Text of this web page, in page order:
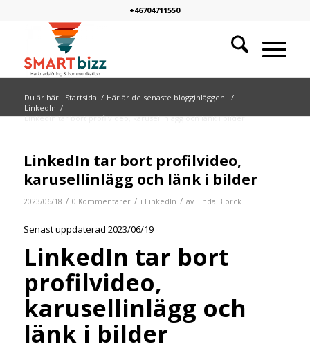
+46704711550
Du är här: Startsida / Här är de senaste blogginläggen: /
LinkedIn /
LinkedIn tar bort profilvideo, karusellinlägg och länk i bilder
LinkedIn tar bort profilvideo,
karusellinlägg och länk i bilder
2023/06/18 / 0 Kommentarer / i LinkedIn / av Linda Björck
Senast uppdaterad 2023/06/19
LinkedIn tar bort
profilvideo,
karusellinlägg och
länk i bilder